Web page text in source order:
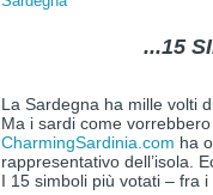
...15
La Sardegna ha mille volti
Ma i sardi come
CharmingSardinia.com ha
rappresentativo dell’isola.
I 15 simboli più votati – fra